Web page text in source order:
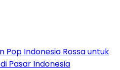
Pop Indonesia Rossa untuk
Pasar Indonesia